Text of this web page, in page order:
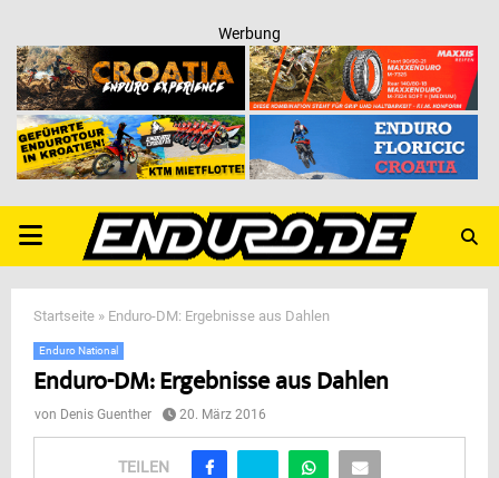
Werbung
PRIMARY
MENU
Startseite » Enduro-DM: Ergebnisse aus Dahlen
Enduro National
Enduro-DM: Ergebnisse aus Dahlen
von Denis Guenther 20. März 2016
TEILEN